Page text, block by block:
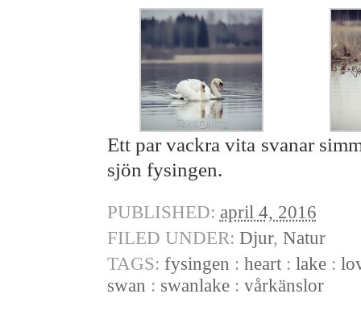
Ett par vackra vita svanar
sjön fysingen.
PUBLISHED: april 4, 2016
FILED UNDER: Djur, Natur
TAGS: fysingen : heart: lake:
swan : swanlake: vårkänslor